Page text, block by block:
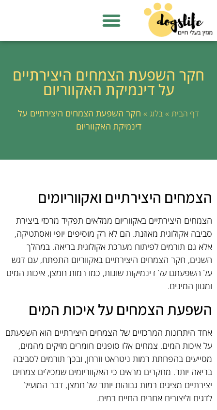
חקר השפעת הצמחים היצירתיים
על דינמיקת האקווריום
דף הבית »בלוג » חקר השפעת הצמחים היצירתיים על
דינמיקת האקווריום
הצמחים היצירתיים ואקווריומים
הצמחים היצירתיים באקווריום ממלאים תפקיד מרכזי ביצירת
סביבה אקולוגית מאוזנת. הם לא רק מוסיפים יופי ואסתטיקה,
אלא גם תורמים לפיתוח מערכת אקולוגית בריאה. במהלך
השנים, חקר הצמחים היצירתיים באקווריום התפתח, עם דגש
על השפעתם על דינמיקות שונות, כמו רמות חמצן, איכות המים
ומגוון המינים.
השפעת הצמחים על איכות המים
אחד היתרונות המרכזיים של הצמחים היצירתיים הוא השפעתם
על איכות המים. צמחים אלו סופגים חומרים מזיקים מהמים,
מסייעים בהפחתת רמות ניטראט וזרחן, ובכך תורמים לסביבה
בריאה יותר. מחקרים מראים כי האקווריומים שמכילים צמחים
יצירתיים מציגים רמות גבוהות יותר של חמצן, דבר המועיל
לדגים וליצורים אחרים החיים במים.